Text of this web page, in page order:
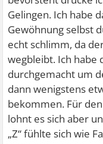
Gelingen. Ich habe
Gewöhnung selbst
echt schlimm, da
wegbleibt. Ich habe
durchgemacht um
dann wenigstens
bekommen. Für
lohnt es sich aber
„Z“ fühlte sich wie